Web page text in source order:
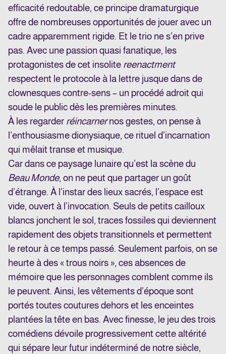
efficacité redoutable, ce principe dramaturgique
offre de nombreuses opportunités de jouer avec un
cadre apparemment rigide. Et le trio ne s’en prive
pas. Avec une passion quasi fanatique, les
protagonistes de cet insolite reenactment
respectent le protocole à la lettre jusque dans de
clownesques contre-sens – un procédé adroit qui
soude le public dès les premières minutes.
À les regarder réincarnernos gestes, on pense à
l’enthousiasme dionysiaque, ce rituel d’incarnation
qui mêlait transe et musique.
Car dans ce paysage lunaire qu’est la scène du
Beau Monde, on ne peut que partager un goût
d’étrange. À l’instar des lieux sacrés, l’espace est
vide, ouvert à l’invocation. Seuls de petits cailloux
blancs jonchent le sol, traces fossiles qui deviennent
rapidement des objets transitionnels et permettent
le retour à ce temps passé. Seulement parfois, on se
heurte à des « trous noirs », ces absences de
mémoire que les personnages comblent comme ils
le peuvent. Ainsi, les vêtements d’époque sont
portés toutes coutures dehors et les enceintes
plantées la tête en bas. Avec finesse, le jeu des trois
comédiens dévoile progressivement cette altérité
qui sépare leur futur indéterminé de notre siècle,